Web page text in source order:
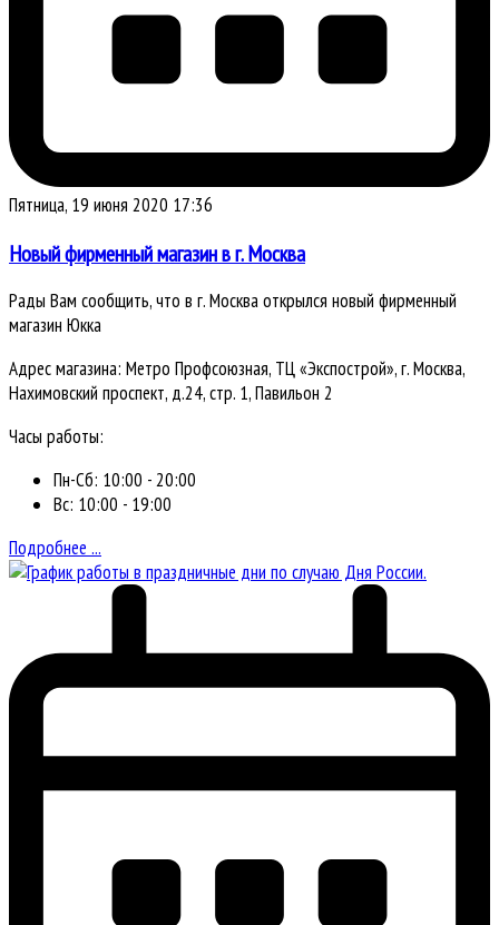
Пятница, 19 июня 2020 17:36
Новый фирменный магазин в г. Москва
Рады Вам сообщить, что в г. Москва открылся новый фирменный
магазин Юкка
Адрес магазина: Метро Профсоюзная, ТЦ «Экспострой», г. Москва,
Нахимовский проспект, д.24, стр. 1, Павильон 2
Часы работы:
Пн-Сб: 10:00 - 20:00
Вс: 10:00 - 19:00
Подробнее ...